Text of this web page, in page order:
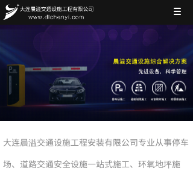
大连晨溢交通设施工程安装有限公司专业从事停车
场、道路交通安全设施一站式施工、环氧地坪施